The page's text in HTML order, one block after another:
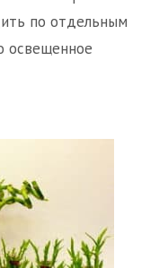
по отдельным
освещенное